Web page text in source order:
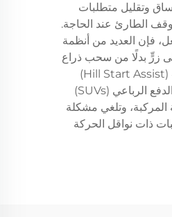
وتقليل متطلبات
الطارئ عند الحاجة.
فإن العديد من أنظمة
زرٍّ بدلًا من سحب ذراع
يدوي. ويُمكّن هذا الدمج الإلكتروني من توفير ميزات أمان إضافية مثل وظيفة الاحتفاظ التلقائية (Automatic Hold) ومساعدة بدء الحركة على المنحدرات (Hill Start Assist)
والإطلاق الديناميكي للفرامل أثناء التسارع. ويمتد نطاق تطبيق أنظمة فرامل الوقوف ذات القرص ليشمل المركبات الشخصية والشاحنات التجارية ومركبات الدفع الرباعي (SUVs)
المركبة، وتلغي مشكلة
ذات نواقل الحركة